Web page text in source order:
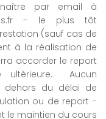
par email à
- le plus tôt
(sauf cas de
à la réalisation de
accorder le report
Aucun
dehors du délai de
ou de report -
le maintien du cours